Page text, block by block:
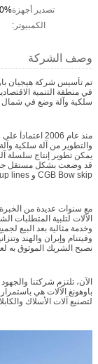
تصدير أجهزة
الكمبيوتر:
- 90%
وصف الشركة
في منطقة التنمية
سلكية وآلة وضع في شمال
منذ عام 2006
والتطوير من آلة سلكية
قد وضعت بشكل مستقل
CGB Bow skip و CLY High speed Cradle type laying-up lines.
مع سنوات عديدة من الخبرة
الآلات لتلبية المتطلبات
وخدمة مثالية بعد البيع
وفيتنام وإيران والهند
نصبح الشريك الموثوق به
الآن، تلتزم شركتنا
باوهونغ الآلات هي
لتصنيع آلات الأسلاك